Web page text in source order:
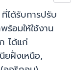
ได้รับการปรับ
ร้อมให้ใช้งาน
ได้แก่
ยฝั่งเหนือ,